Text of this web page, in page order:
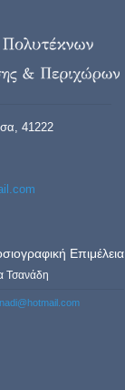
41222
Επιμέλεια
Τσανάδη